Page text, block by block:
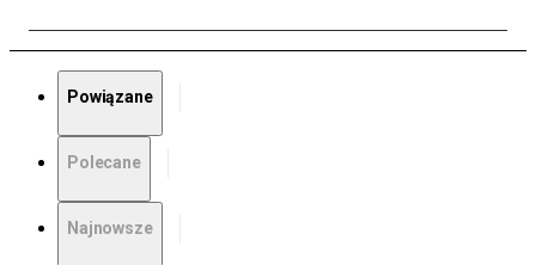
Powiązane
Polecane
Najnowsze